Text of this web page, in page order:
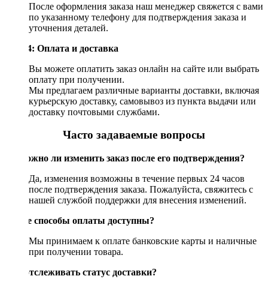
После оформления заказа наш менеджер свяжется с вами
по указанному телефону для подтверждения заказа и
уточнения деталей.
Шаг 4: Оплата и доставка
Вы можете оплатить заказ онлайн на сайте или выбрать
оплату при получении.
Мы предлагаем различные варианты доставки, включая
курьерскую доставку, самовывоз из пункта выдачи или
доставку почтовыми службами.
Часто задаваемые вопросы
Возможно ли изменить заказ после его подтверждения?
Да, изменения возможны в течение первых 24 часов
после подтверждения заказа. Пожалуйста, свяжитесь с
нашей службой поддержки для внесения изменений.
Какие способы оплаты доступны?
Мы принимаем к оплате банковские карты и наличные
при получении товара.
Как отслеживать статус доставки?